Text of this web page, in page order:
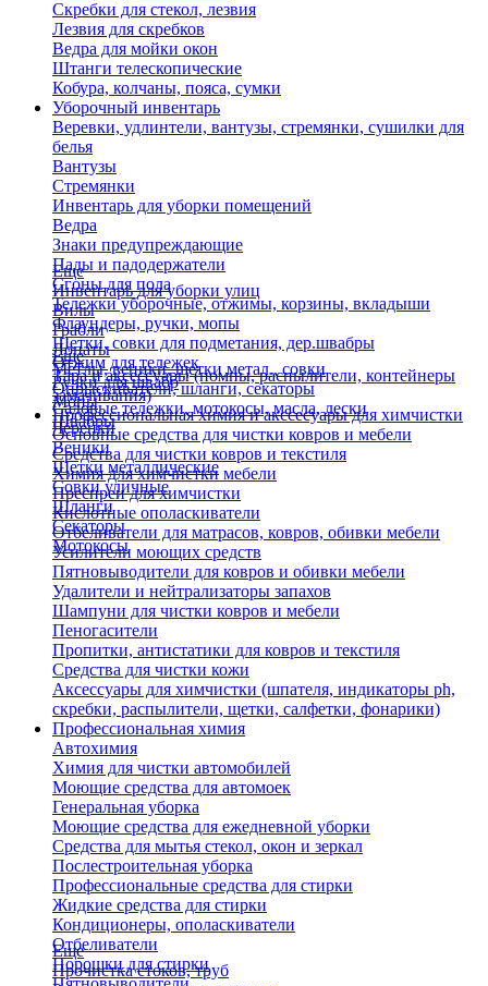
Скребки для стекол, лезвия
Лезвия для скребков
Ведра для мойки окон
Штанги телескопические
Кобура, колчаны, пояса, сумки
Уборочный инвентарь
Веревки, удлинтели, вантузы, стремянки, сушилки для
белья
Вантузы
Стремянки
Инвентарь для уборки помещений
Ведра
Знаки предупреждающие
Пады и падодержатели
Сгоны для пола
Тележки уборочные, отжимы, корзины, вкладыши
Флаундеры, ручки, мопы
Щетки, совки для подметания, дер.швабры
Отжим для тележек
Ручки для швабр
Мопы
Швабры
Еще
Инвентарь для уборки улиц
Вилы
Грабли
Лопаты
Метлы, веники, щетки метал., совки
Опрыскиватели, шланги, секаторы
Садовые тележки, мотокосы, масла, лески
Черенки
Веники
Щетки металлические
Совки уличные
Шланги
Секаторы
Мотокосы
Еще
Тара и аксессуары (помпы, распылители, контейнеры
замачивания)
Профессиональная химия и акссесуары для химчистки
Основные средства для чистки ковров и мебели
Средства для чистки ковров и текстиля
Химия для химчистки мебели
Преспреи для химчистки
Кислотные ополаскиватели
Отбеливатели для матрасов, ковров, обивки мебели
Усилители моющих средств
Пятновыводители для ковров и обивки мебели
Удалители и нейтрализаторы запахов
Шампуни для чистки ковров и мебели
Пеногасители
Пропитки, антистатики для ковров и текстиля
Средства для чистки кожи
Аксессуары для химчистки (шпателя, индикаторы ph,
скребки, распылители, щетки, салфетки, фонарики)
Профессиональная химия
Автохимия
Химия для чистки автомобилей
Моющие средства для автомоек
Генеральная уборка
Моющие средства для ежедневной уборки
Средства для мытья стекол, окон и зеркал
Послестроительная уборка
Профессиональные средства для стирки
Жидкие средства для стирки
Кондиционеры, ополаскиватели
Отбеливатели
Порошки для стирки
Еще
Прочистка стоков, труб